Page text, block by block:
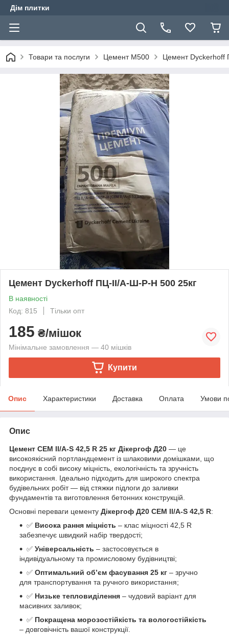
Дім плитки
Товари та послуги Цемент М500 Цемент Dyckerhoff
Цемент Dyckerhoff ПЦ-IІ/А-Ш-Р-Н 500 25кг
В наявності
Код: 815
Тільки опт
185 ₴/мішок
Мінімальне замовлення — 40 мішків
Купити
Опис Характеристики Доставка Оплата Умови
Опис
Цемент CEM II/A-S 42,5 R 25 кг Дікергоф Д20 — це
високоякісний портландцемент із шлаковими домішками, що
поєднує в собі високу міцність, екологічність та зручність
використання. Ідеально підходить для широкого спектра
будівельних робіт — від стяжки підлоги до заливки
фундаментів та виготовлення бетонних конструкцій.
Основні переваги цементу Дікергоф Д20 CEM II/A-S 42,5 R:
✅ Висока рання міцність – клас міцності 42,5 R
забезпечує швидкий набір твердості;
✅ Універсальність – застосовується в
індивідуальному та промисловому будівництві;
✅ Оптимальний об’єм фасування 25 кг – зручно
для транспортування та ручного використання;
✅ Низьке тепловиділення – чудовий варіант для
масивних заливок;
✅ Покращена морозостійкість та вологостійкість
– довговічність вашої конструкції.